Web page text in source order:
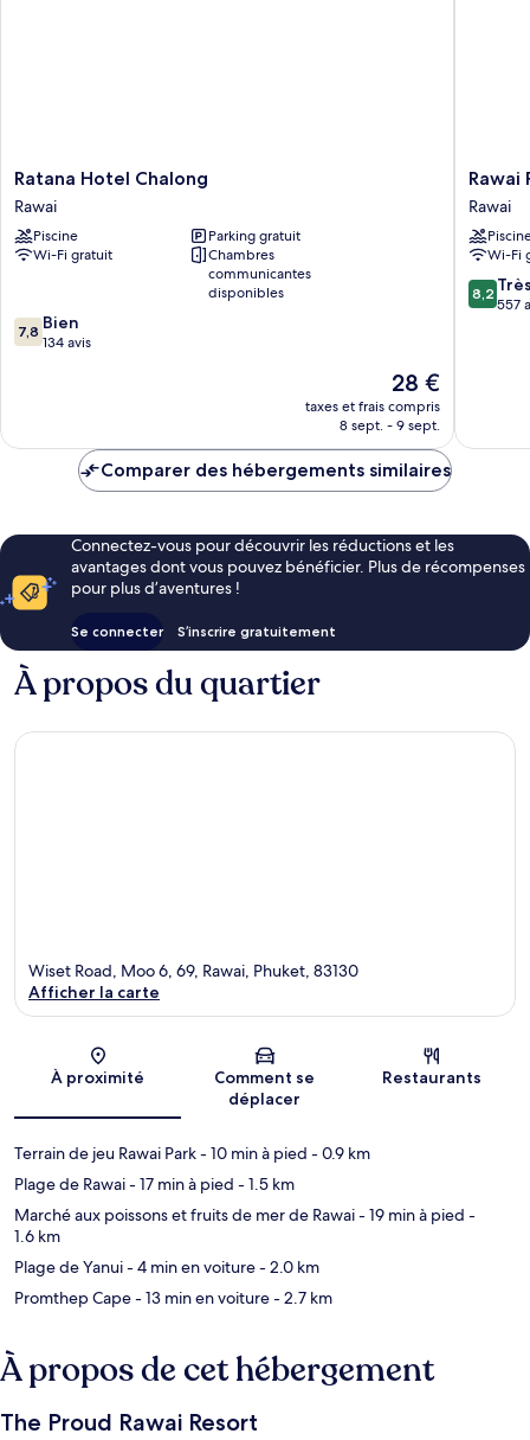
Ratana
Hotel
Chalong
Rawai
Ratana Hotel Chalong
Rawai
Piscine
Parking gratuit
Wi-Fi gratuit
Chambres
communicantes
disponibles
7.8
sur
7,8 Bien
134 avis
Le
nouveau
prix
de
28 €
taxes et frais compris
8 sept. - 9 sept.
Rawai
Palm
Beach
Resort
Rawai
Rawai
Rawai
Wi-Fi
8.2
sur
8,2
557
Comparer des hébergements similaires
Connectez-vous pour découvrir les réductions et les
avantages dont vous pouvez bénéficier. Plus de récompenses
pour plus d’aventures !
Se connecter S’inscrire gratuitement
À propos du quartier
Carte
Wiset Road, Moo 6, 69, Rawai, Phuket, 83130
Afficher la carte
À proximité
Comment se
déplacer
Restaurants
Terrain de jeu Rawai Park- 10 min à pied - 0.9 km
Plage de Rawai- 17 min à pied - 1.5 km
Marché aux poissons et fruits de mer de Rawai- 19 min à pied -
1.6 km
Plage de Yanui- 4 min en voiture- 2.0 km
Promthep Cape- 13 min en voiture- 2.7 km
À propos de cet hébergement
The Proud Rawai Resort